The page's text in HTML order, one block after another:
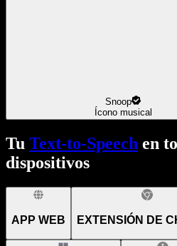
Snoop
Ícono musical
Tu Text-to-Speech en
dispositivos
APP WEB EXTENSIÓN DE